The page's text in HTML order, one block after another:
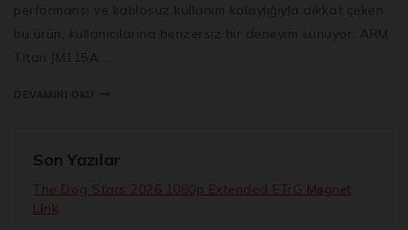
Son Yazılar
The Dog Stars 2026 1080p Extended ETrG M𝐚gn𝐞t
L𝐢nk